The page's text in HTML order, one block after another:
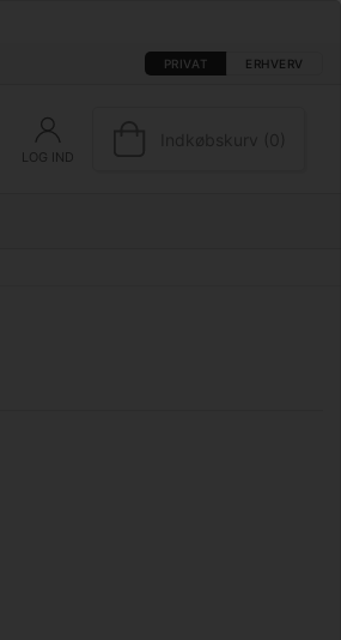
PRIVAT ERHVERV
LOG IND